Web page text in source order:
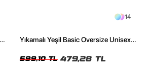
14
Yıkamalı Yeşil Basic Oversize Unisex
599,10 TL 479,28 TL